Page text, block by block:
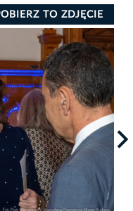
TO ZDJĘCIE